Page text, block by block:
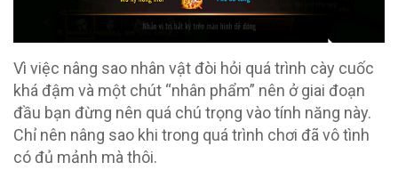
Vì việc nâng sao nhân vật đòi hỏi quá trình cày cuốc
khá đậm và một chút “nhân phẩm” nên ở giai đoạn
đầu bạn đừng nên quá chú trọng vào tính năng này.
Chỉ nên nâng sao khi trong quá trình chơi đã vô tình
có đủ mảnh mà thôi.